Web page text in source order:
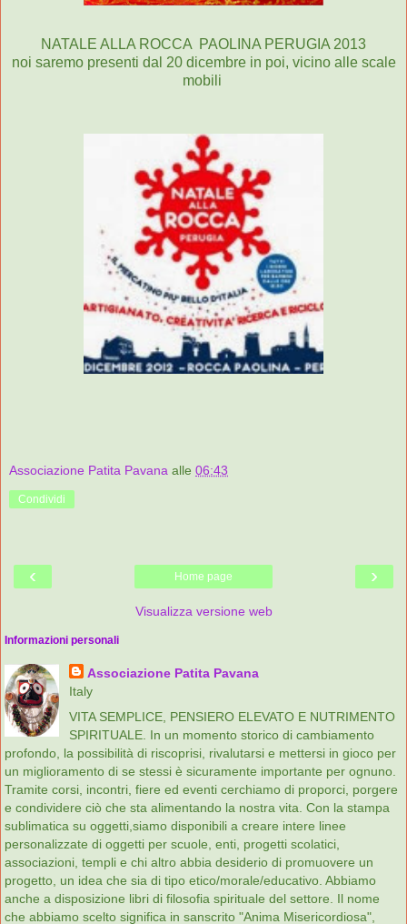
NATALE ALLA ROCCA PAOLINA PERUGIA 2013
noi saremo presenti dal 20 dicembre in poi, vicino alle scale
mobili
Associazione Patita Pavana alle 06:43
Condividi
‹ ›
Home page
Visualizza versione web
Informazioni personali
Associazione Patita Pavana
Italy
VITA SEMPLICE, PENSIERO ELEVATO E NUTRIMENTO
SPIRITUALE. In un momento storico di cambiamento
profondo, la possibilità di riscoprisi, rivalutarsi e mettersi in gioco per
un miglioramento di se stessi è sicuramente importante per ognuno.
Tramite corsi, incontri, fiere ed eventi cerchiamo di proporci, porgere
e condividere ciò che sta alimentando la nostra vita. Con la stampa
sublimatica su oggetti,siamo disponibili a creare intere linee
personalizzate di oggetti per scuole, enti, progetti scolatici,
associazioni, templi e chi altro abbia desiderio di promuovere un
progetto, un idea che sia di tipo etico/morale/educativo. Abbiamo
anche a disposizione libri di filosofia spirituale del settore. Il nome
che abbiamo scelto significa in sanscrito "Anima Misericordiosa",